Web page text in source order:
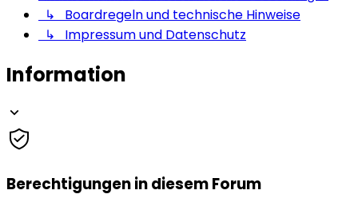
↳ Boardregeln und technische Hinweise
↳ Impressum und Datenschutz
Information
Berechtigungen in diesem Forum